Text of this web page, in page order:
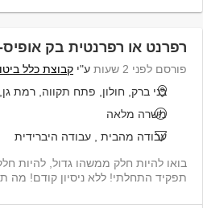
רפרנט או רפרנטית בק אופיס-
פורסם לפני 2 שעות ע"י קבוצת כלל
בני ברק, חולון, פתח תקווה, רמת
משרה מלאה
עבודה מהבית
עבודה היברידית
בואו להיות חלק ממשהו גדול, להיות
תפקיד התחלתי! ללא ניסיון קודם! מה תעשו? תטפלו